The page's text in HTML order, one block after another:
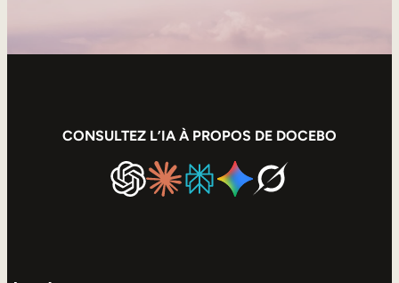
CONSULTEZ L’IA À PROPOS DE DOCEBO